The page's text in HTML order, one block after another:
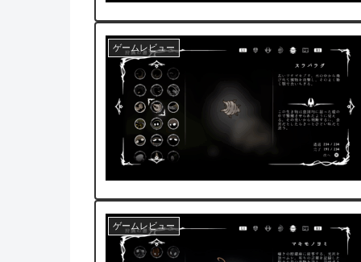
ゲームレビュー
ゲームレビュー